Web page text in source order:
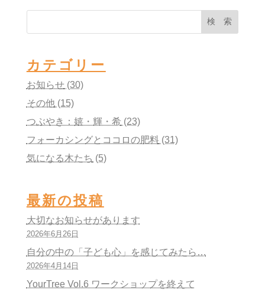
検 索
カテゴリー
お知らせ(30)
その他(15)
つぶやき：嬉・輝・希 (23)
フォーカシングとココロの肥料(31)
気になる木たち (5)
最新の投稿
大切なお知らせがあります
2026年6月26日
自分の中の「子ども心」を感じてみたら…
2026年4月14日
YourTree Vol.6 ワークショップを終えて